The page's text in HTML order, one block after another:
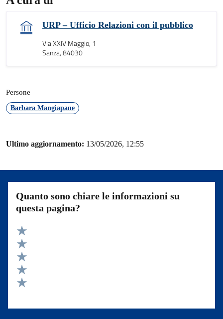
URP – Ufficio Relazioni con il pubblico
Via XXIV Maggio, 1
Sanza, 84030
Persone
Barbara Mangiapane
Ultimo aggiornamento: 13/05/2026, 12:55
Quanto sono chiare le informazioni su
questa pagina?
Valuta 5 stelle su 5
Valuta 4 stelle su 5
Valuta 3 stelle su 5
Valuta 2 stelle su 5